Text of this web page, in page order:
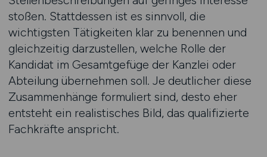
stoßen. Stattdessen ist es sinnvoll, die
wichtigsten Tätigkeiten klar zu benennen und
gleichzeitig darzustellen, welche Rolle der
Kandidat im Gesamtgefüge der Kanzlei oder
Abteilung übernehmen soll. Je deutlicher diese
Zusammenhänge formuliert sind, desto eher
entsteht ein realistisches Bild, das qualifizierte
Fachkräfte anspricht.